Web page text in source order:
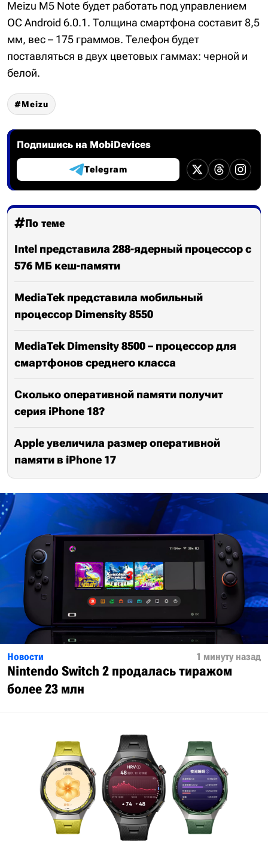
Meizu M5 Note будет работать под управлением
ОС Android 6.0.1. Толщина смартфона составит 8,5
мм, вес – 175 граммов. Телефон будет
поставляться в двух цветовых гаммах: черной и
белой.
Meizu
Подпишись на MobiDevices
Telegram
По теме
Intel представила 288-ядерный процессор с
576 МБ кеш-памяти
MediaTek представила мобильный
процессор Dimensity 8550
MediaTek Dimensity 8500 – процессор для
смартфонов среднего класса
Сколько оперативной памяти получит
серия iPhone 18?
Apple увеличила размер оперативной
памяти в iPhone 17
Новости 1 минуту назад
Nintendo Switch 2 продалась тиражом
более 23 млн